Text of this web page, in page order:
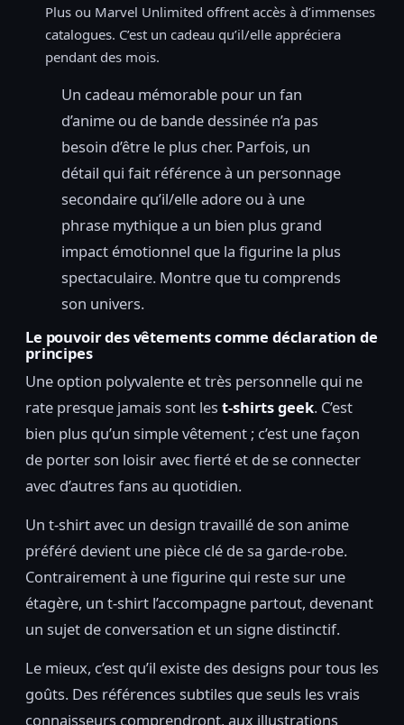
Plus ou Marvel Unlimited offrent accès à d’immenses
catalogues. C’est un cadeau qu’il/elle appréciera
pendant des mois.
Un cadeau mémorable pour un fan
d’anime ou de bande dessinée n’a pas
besoin d’être le plus cher. Parfois, un
détail qui fait référence à un personnage
secondaire qu’il/elle adore ou à une
phrase mythique a un bien plus grand
impact émotionnel que la figurine la plus
spectaculaire. Montre que tu comprends
son univers.
Le pouvoir des vêtements comme déclaration de
principes
Une option polyvalente et très personnelle qui ne
rate presque jamais sont les t-shirts geek. C’est
bien plus qu’un simple vêtement ; c’est une façon
de porter son loisir avec fierté et de se connecter
avec d’autres fans au quotidien.
Un t-shirt avec un design travaillé de son anime
préféré devient une pièce clé de sa garde-robe.
Contrairement à une figurine qui reste sur une
étagère, un t-shirt l’accompagne partout, devenant
un sujet de conversation et un signe distinctif.
Le mieux, c’est qu’il existe des designs pour tous les
goûts. Des références subtiles que seuls les vrais
connaisseurs comprendront, aux illustrations